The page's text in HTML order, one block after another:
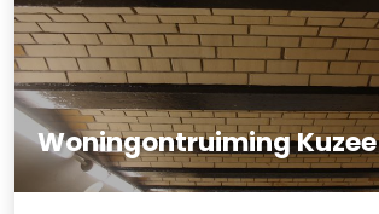
Woningontruiming Kuzee